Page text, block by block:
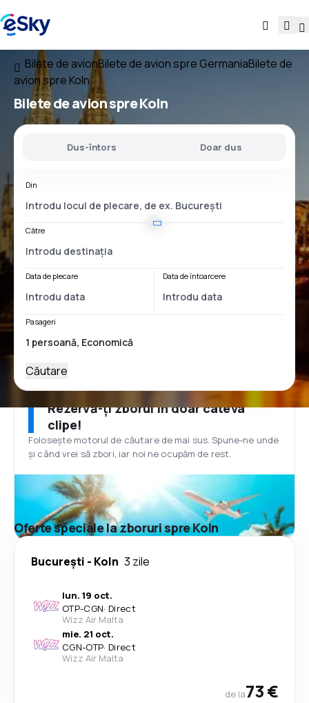
Bilete de avionBilete de avion spre GermaniaBilete de
avion spre Koln
Bilete de avion spre Koln
Dus-întors Doar dus
Din
Către
Data de plecare Data de întoarcere
Pasageri
Căutare
Rezervă-ți zborul în doar câteva
clipe!
Folosește motorul de căutare de mai sus. Spune-ne unde
și când vrei să zbori, iar noi ne ocupăm de rest.
Oferte speciale la zboruri spre Koln
București - Koln 3 zile
lun. 19 oct.
OTP-CGN· Direct
Wizz Air Malta
mie. 21 oct.
CGN-OTP· Direct
Wizz Air Malta
de la73 €